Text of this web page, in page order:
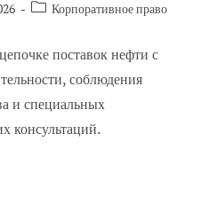
Категория
Корпоративное право
поставок нефти с
соблюдения
и специальных
консультаций.